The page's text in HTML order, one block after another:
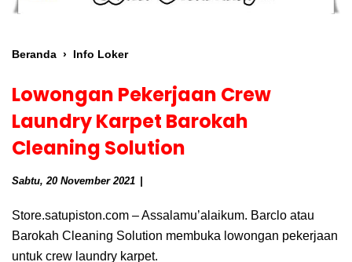
Beranda › Info Loker
Lowongan Pekerjaan Crew
Laundry Karpet Barokah
Cleaning Solution
Sabtu, 20 November 2021
Store.satupiston.com – Assalamu’alaikum. Barclo atau
Barokah Cleaning Solution membuka lowongan pekerjaan
untuk crew laundry karpet.